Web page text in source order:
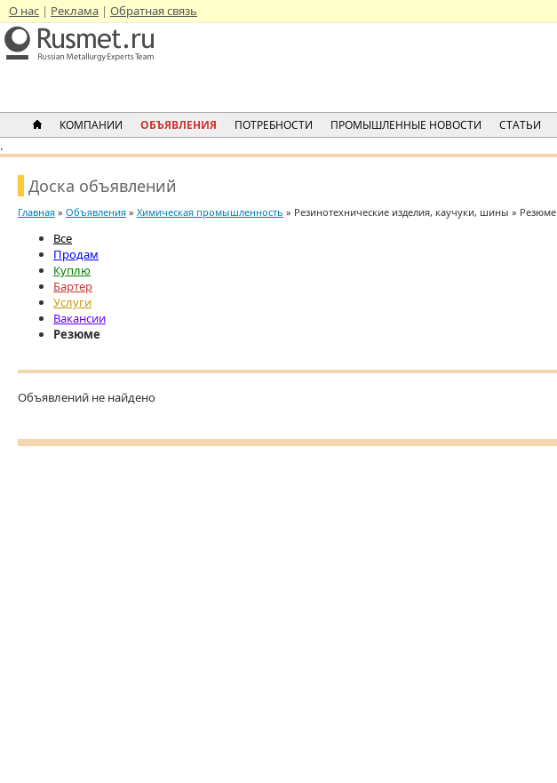
О нас Реклама Обратная связь
КОМПАНИИ ОБЪЯВЛЕНИЯ ПОТРЕБНОСТИ ПРОМЫШЛЕННЫЕ НОВОСТИ СТАТЬИ
.
Доска объявлений
Главная » Объявления » Химическая промышленность » Резинотехнические изделия, каучуки, шины » Резюме
Все
Продам
Куплю
Бартер
Услуги
Вакансии
Резюме
Объявлений не найдено